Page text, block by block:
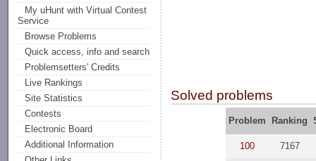
My uHunt with Virtual Contest
Service
Browse Problems
Quick access, info and search
Problemsetters' Credits
Live Rankings
Site Statistics
Contests
Electronic Board
Additional Information
Solved problems
Problem Ranking
100 7167